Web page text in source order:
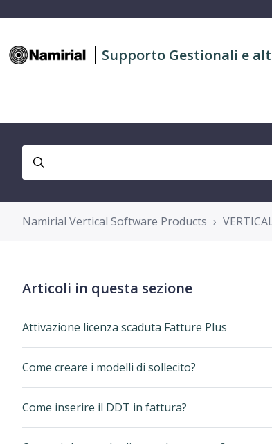
Supporto Gestionali e
Namirial Vertical Software Products
Articoli in questa sezione
Attivazione licenza scaduta Fatture Plus
Come creare i modelli di sollecito?
Come inserire il DDT in fattura?